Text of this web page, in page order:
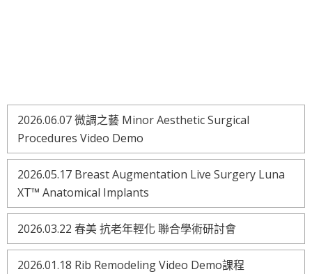
2026.06.07 微調之藝 Minor Aesthetic Surgical
Procedures Video Demo
2026.05.17 Breast Augmentation Live Surgery Luna
XT™ Anatomical Implants
2026.03.22 春美 抗老年輕化 聯合學術研討會
2026.01.18 Rib Remodeling Video Demo課程